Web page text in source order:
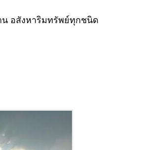
น อสังหาริมทรัพย์ทุกชนิด